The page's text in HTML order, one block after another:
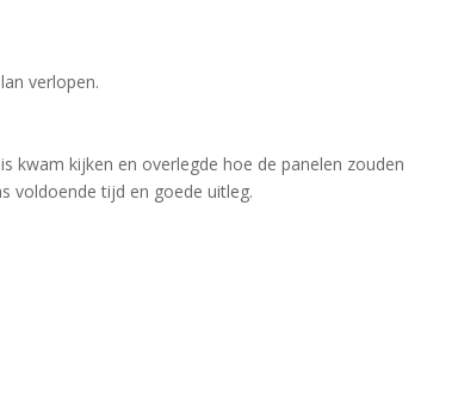
verlopen.
kwam kijken en overlegde hoe de panelen zouden
voldoende tijd en goede uitleg.